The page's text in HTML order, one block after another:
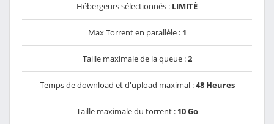
Hébergeurs sélectionnés : LIMITÉ
Max Torrent en parallèle : 1
Taille maximale de la queue :2
Temps de download et d'upload maximal :48 Heures
Taille maximale du torrent : 10 Go